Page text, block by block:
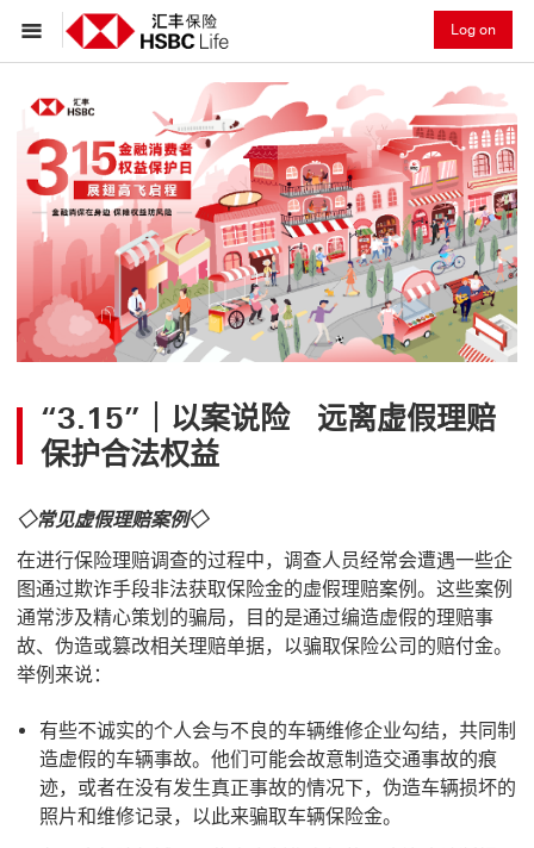
Log on
“3.15”｜以案说险
远离虚假理赔
保护合法权益
◇常见虚假理赔案例◇
在进行保险理赔调查的过程中，调查人员经常会遭遇一些企
图通过欺诈手段非法获取保险金的虚假理赔案例。这些案例
通常涉及精心策划的骗局，目的是通过编造虚假的理赔事
故、伪造或篡改相关理赔单据，以骗取保险公司的赔付金。
举例来说：
有些不诚实的个人会与不良的车辆维修企业勾结，共同制
造虚假的车辆事故。他们可能会故意制造交通事故的痕
迹，或者在没有发生真正事故的情况下，伪造车辆损坏的
照片和维修记录，以此来骗取车辆保险金。